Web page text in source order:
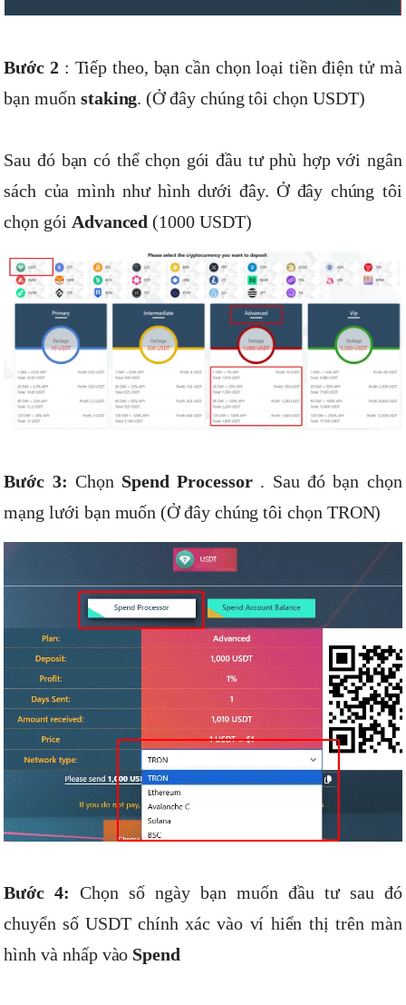
Bước 2: Tiếp theo, bạn cần chọn loại tiền điện tử mà
bạn muốn staking. (Ở đây chúng tôi chọn USDT)
Sau đó bạn có thể chọn gói đầu tư phù hợp với ngân
sách của mình như hình dưới đây. Ở đây chúng tôi
chọn gói Advanced (1000 USDT)
Bước 3: Chọn Spend Processor. Sau đó bạn chọn
mạng lưới bạn muốn (Ở đây chúng tôi chọn TRON)
Bước 4: Chọn số ngày bạn muốn đầu tư sau đó
chuyển số USDT chính xác vào ví hiển thị trên màn
hình và nhấp vào Spend